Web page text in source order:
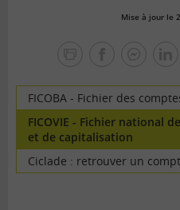
Mise à jour le
tous
FICOBA - Fichier des
FICOVIE - Fichier national
et de capitalisation
Ciclade : retrouver un